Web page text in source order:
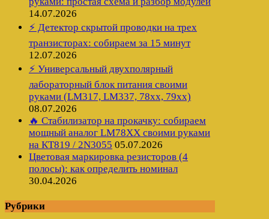
14.07.2026
⚡ Детектор скрытой проводки на трех
транзисторах: собираем за 15 минут
12.07.2026
⚡ Универсальный двухполярный
лабораторный блок питания своими
руками (LM317, LM337, 78xx, 79xx)
08.07.2026
🔥 Стабилизатор на прокачку: собираем
мощный аналог LM78XX своими руками
на КТ819 / 2N3055 05.07.2026
Цветовая маркировка резисторов (4
полосы): как определить номинал
30.04.2026
Рубрики